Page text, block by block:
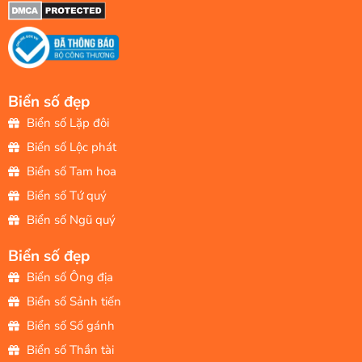
Biển số đẹp
Biển số Lặp đôi
Biển số Lộc phát
Biển số Tam hoa
Biển số Tứ quý
Biển số Ngũ quý
Biển số đẹp
Biển số Ông địa
Biển số Sảnh tiến
Biển số Số gánh
Biển số Thần tài